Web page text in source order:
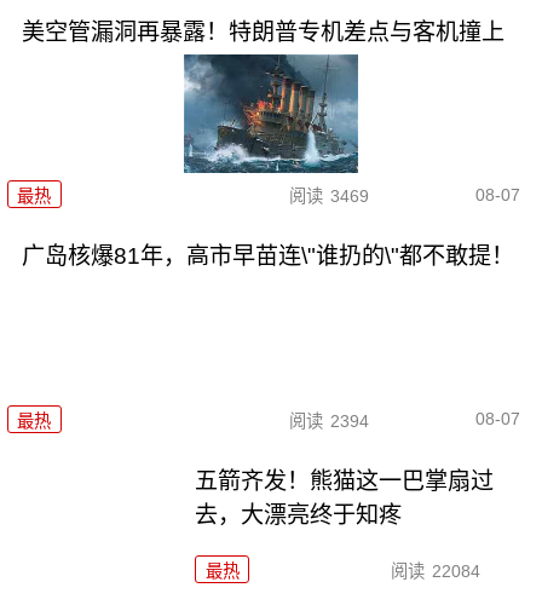
美空管漏洞再暴露！特朗普专机差点与客机撞上
最热 阅读 3469 08-07
广岛核爆81年，高市早苗连\"谁扔的\"都不敢提！
最热 阅读 2394 08-07
五箭齐发！熊猫这一巴掌扇过
去，大漂亮终于知疼
最热 阅读 22084